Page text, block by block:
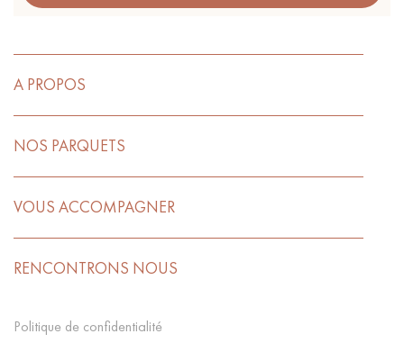
A PROPOS
NOS PARQUETS
VOUS ACCOMPAGNER
RENCONTRONS NOUS
Politique de confidentialité